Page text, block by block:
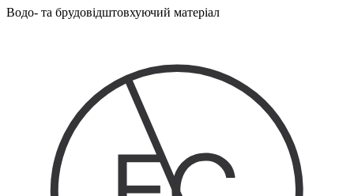
Водо- та брудовідштовхуючий матеріал